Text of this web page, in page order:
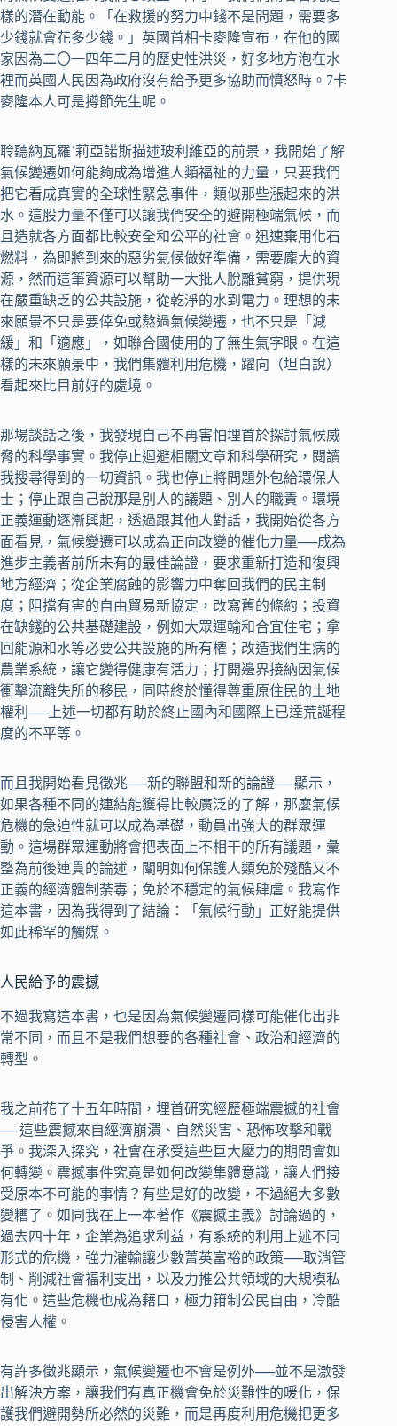
樣的潛在動能。「在救援的努力中錢不是問題，需要多
少錢就會花多少錢。」英國首相卡麥隆宣布，在他的國
家因為二〇一四年二月的歷史性洪災，好多地方泡在水
裡而英國人民因為政府沒有給予更多協助而憤怒時。7卡
麥隆本人可是撙節先生呢。
聆聽納瓦羅˙莉亞諾斯描述玻利維亞的前景，我開始了解
氣候變遷如何能夠成為增進人類福祉的力量，只要我們
把它看成真實的全球性緊急事件，類似那些漲起來的洪
水。這股力量不僅可以讓我們安全的避開極端氣候，而
且造就各方面都比較安全和公平的社會。迅速棄用化石
燃料，為即將到來的惡劣氣候做好準備，需要龐大的資
源，然而這筆資源可以幫助一大批人脫離貧窮，提供現
在嚴重缺乏的公共設施，從乾淨的水到電力。理想的未
來願景不只是要倖免或熬過氣候變遷，也不只是「減
緩」和「適應」，如聯合國使用的了無生氣字眼。在這
樣的未來願景中，我們集體利用危機，躍向（坦白說）
看起來比目前好的處境。
那場談話之後，我發現自己不再害怕埋首於探討氣候威
脅的科學事實。我停止迴避相關文章和科學研究，閱讀
我搜尋得到的一切資訊。我也停止將問題外包給環保人
士；停止跟自己說那是別人的議題、別人的職責。環境
正義運動逐漸興起，透過跟其他人對話，我開始從各方
面看見，氣候變遷可以成為正向改變的催化力量──成為
進步主義者前所未有的最佳論證，要求重新打造和復興
地方經濟；從企業腐蝕的影響力中奪回我們的民主制
度；阻擋有害的自由貿易新協定，改寫舊的條約；投資
在缺錢的公共基礎建設，例如大眾運輸和合宜住宅；拿
回能源和水等必要公共設施的所有權；改造我們生病的
農業系統，讓它變得健康有活力；打開邊界接納因氣候
衝擊流離失所的移民，同時終於懂得尊重原住民的土地
權利──上述一切都有助於終止國內和國際上已達荒誕程
度的不平等。
而且我開始看見徵兆──新的聯盟和新的論證──顯示，
如果各種不同的連結能獲得比較廣泛的了解，那麼氣候
危機的急迫性就可以成為基礎，動員出強大的群眾運
動。這場群眾運動將會把表面上不相干的所有議題，彙
整為前後連貫的論述，闡明如何保護人類免於殘酷又不
正義的經濟體制荼毒；免於不穩定的氣候肆虐。我寫作
這本書，因為我得到了結論：「氣候行動」正好能提供
如此稀罕的觸媒。
人民給予的震撼
不過我寫這本書，也是因為氣候變遷同樣可能催化出非
常不同，而且不是我們想要的各種社會、政治和經濟的
轉型。
我之前花了十五年時間，埋首研究經歷極端震撼的社會
──這些震撼來自經濟崩潰、自然災害、恐怖攻擊和戰
爭。我深入探究，社會在承受這些巨大壓力的期間會如
何轉變。震撼事件究竟是如何改變集體意識，讓人們接
受原本不可能的事情？有些是好的改變，不過絕大多數
變糟了。如同我在上一本著作《震撼主義》討論過的，
過去四十年，企業為追求利益，有系統的利用上述不同
形式的危機，強力灌輸讓少數菁英富裕的政策──取消管
制、削減社會福利支出，以及力推公共領域的大規模私
有化。這些危機也成為藉口，極力箝制公民自由，冷酷
侵害人權。
有許多徵兆顯示，氣候變遷也不會是例外──並不是激發
出解決方案，讓我們有真正機會免於災難性的暖化，保
護我們避開勢所必然的災難，而是再度利用危機把更多